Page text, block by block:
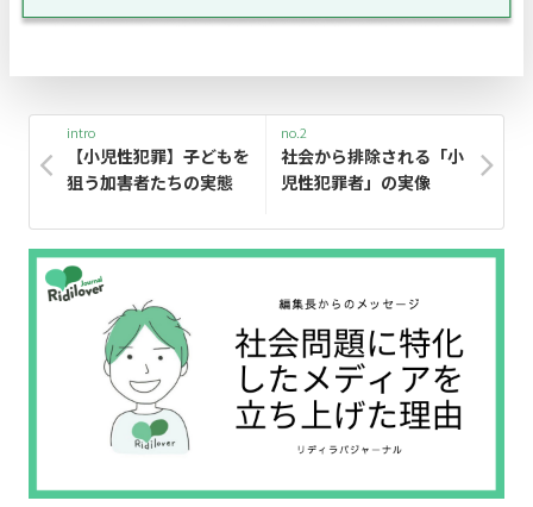
intro
【小児性犯罪】子どもを
狙う加害者たちの実態
no.2
社会から排除される「小
児性犯罪者」の実像